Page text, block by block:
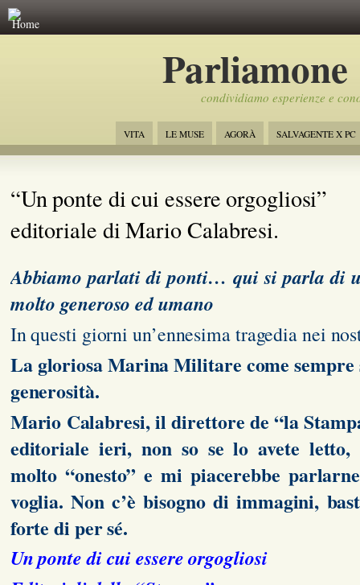
Home
Parliamone
condividiamo esperienze e
VITA LE MUSE AGORÀ SALVAGENTE X PC
“Un ponte di cui essere orgogliosi”
editoriale di Mario Calabresi.
Abbiamo parlati di ponti… qui si parla di
molto generoso ed umano
In questi giorni un’ennesima tragedia nei
La gloriosa Marina Militare come
generosità.
Mario Calabresi, il direttore de “la
editoriale ieri, non so se lo avete letto,
molto “onesto” e mi piacerebbe
voglia. Non c’è bisogno di immagini,
forte di per sé.
Un ponte di cui essere orgogliosi